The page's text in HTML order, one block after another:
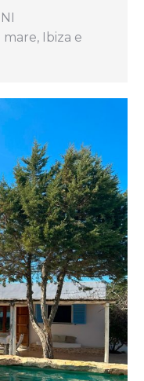
mare, Ibiza e